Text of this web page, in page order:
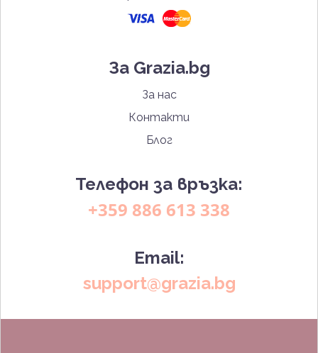
За Grazia.bg
За нас
Контакти
Блог
Телефон за връзка:
+359 886 613 338
Email:
support@grazia.bg